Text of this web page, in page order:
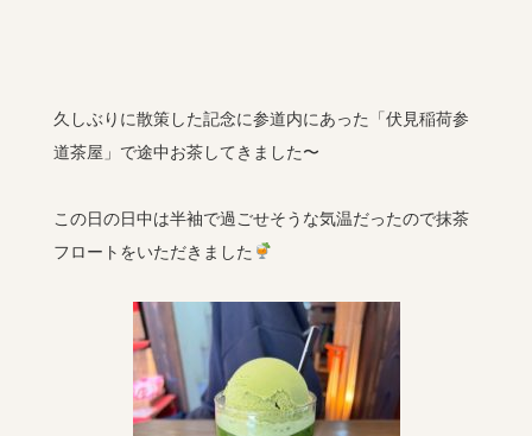
久しぶりに散策した記念に参道内にあった「伏見稲荷参
道茶屋」で途中お茶してきました〜
この日の日中は半袖で過ごせそうな気温だったので抹茶
フロートをいただきました